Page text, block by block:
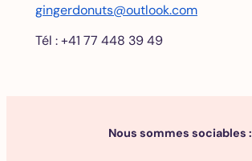
gingerdonuts@outlook.com
Tél : +41 77 448 39 49
Nous sommes sociables :